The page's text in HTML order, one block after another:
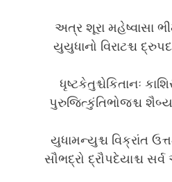
અત્ર શૂરા મહેષ્વાસા
યુયુધાનો વિરાટશ્ચ
ધૃષ્ટકેતુશ્ચેકિતાનઃ
પુરુજિત્કુંતિભોજશ્ચ
યુધામન્યુશ્ચ વિક્રાંત
સૌભદ્રો દ્રૌપદેયાશ્ચ